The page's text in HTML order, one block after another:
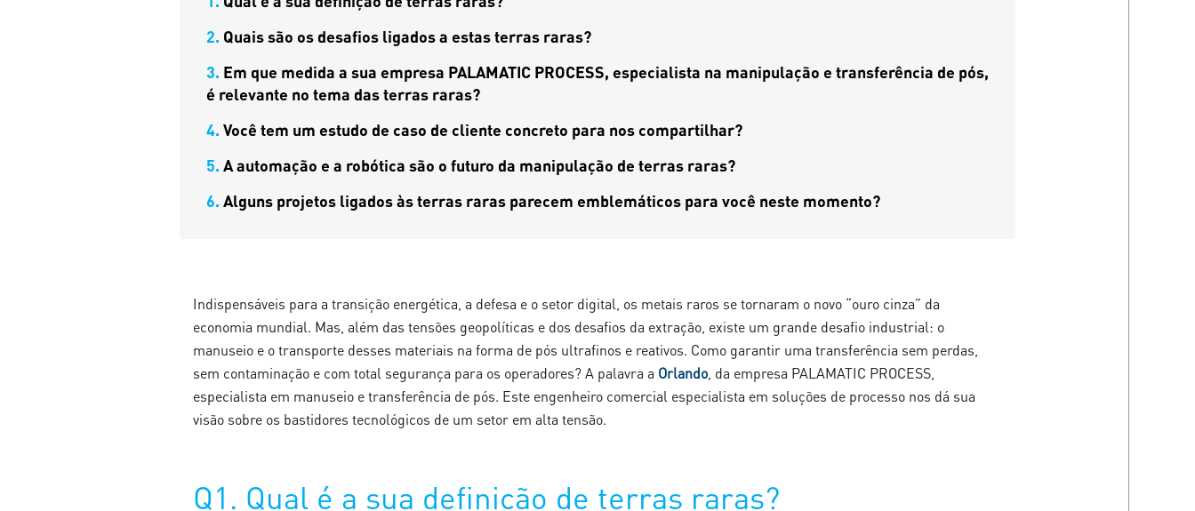
2. Quais são os desafios ligados a estas terras raras?
3. Em que medida a sua empresa PALAMATIC PROCESS, especialista na manipulação e transferência de pós,
é relevante no tema das terras raras?
4. Você tem um estudo de caso de cliente concreto para nos compartilhar?
5. A automação e a robótica são o futuro da manipulação de terras raras?
6. Alguns projetos ligados às terras raras parecem emblemáticos para você neste momento?
Indispensáveis para a transição energética, a defesa e o setor digital, os metais raros se tornaram o novo “ouro cinza” da
economia mundial. Mas, além das tensões geopolíticas e dos desafios da extração, existe um grande desafio industrial: o
manuseio e o transporte desses materiais na forma de pós ultrafinos e reativos. Como garantir uma transferência sem perdas,
sem contaminação e com total segurança para os operadores? A palavra a Orlando , da empresa PALAMATIC PROCESS,
especialista em manuseio e transferência de pós. Este engenheiro comercial especialista em soluções de processo nos dá sua
visão sobre os bastidores tecnológicos de um setor em alta tensão.
Q1. Qual é a sua definição de terras raras?